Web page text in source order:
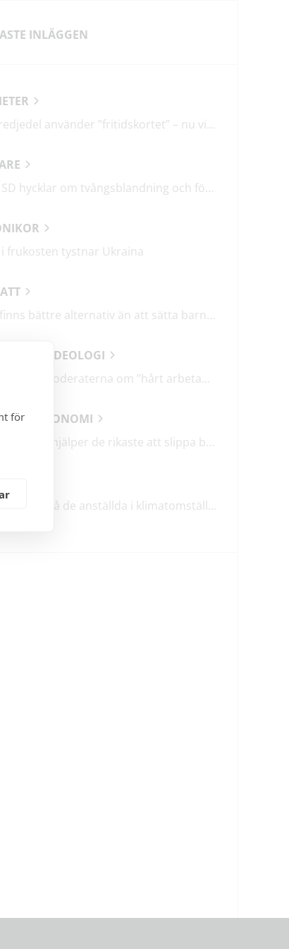
för
INLÄGGEN
En tredjedel använder ”fritidskortet” – nu vill regeringen utveckla det
M & SD hycklar om tvångsblandning och förvärrar segregationen
frukosten tystnar Ukraina
Det finns bättre alternativ än att sätta barn i fängelse
& IDEOLOGI
Därför talar Moderaterna om ”hårt arbetande människor”
Holdingbolag hjälper de rikaste att slippa betala miljarder i skatt
TCO: Ta vara på de anställda i klimatomställningen